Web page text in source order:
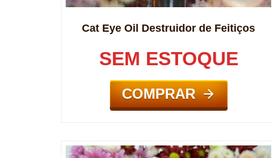
Cat Eye Oil Destruidor de Feitiços
SEM ESTOQUE
COMPRAR